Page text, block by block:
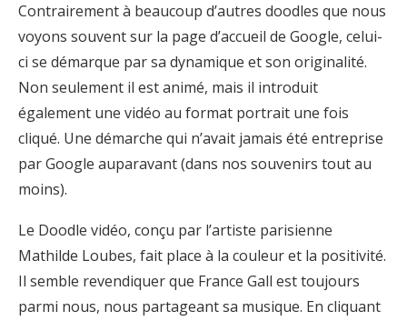
Contrairement à beaucoup d’autres doodles que nous
voyons souvent sur la page d’accueil de Google, celui-
ci se démarque par sa dynamique et son originalité.
Non seulement il est animé, mais il introduit
également une vidéo au format portrait une fois
cliqué. Une démarche qui n’avait jamais été entreprise
par Google auparavant (dans nos souvenirs tout au
moins).
Le Doodle vidéo, conçu par l’artiste parisienne
Mathilde Loubes, fait place à la couleur et la positivité.
Il semble revendiquer que France Gall est toujours
parmi nous, nous partageant sa musique. En cliquant